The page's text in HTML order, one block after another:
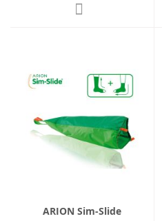
ARION Sim-Slide